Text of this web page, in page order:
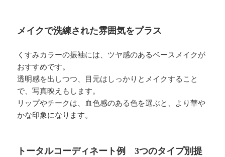
メイクで洗練された雰囲気をプラス
くすみカラーの振袖には、ツヤ感のあるベースメイクが
おすすめです。
透明感を出しつつ、目元はしっかりとメイクすること
で、写真映えもします。
リップやチークは、血色感のある色を選ぶと、より華や
かな印象になります。
トータルコーディネート例 3つのタイプ別提